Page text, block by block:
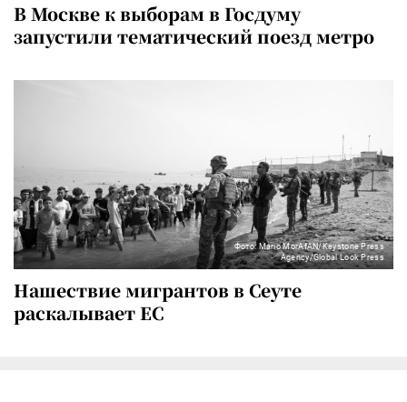
В Москве к выборам в Госдуму
запустили тематический поезд метро
Фото: Mario MorAfAN/Keystone Press
Agency/Global Look Press
Нашествие мигрантов в Сеуте
раскалывает ЕС